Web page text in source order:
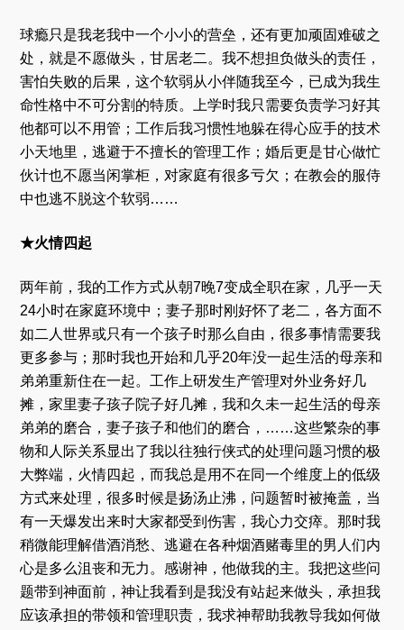
球瘾只是我老我中一个小小的营垒，还有更加顽固难破之
处，就是不愿做头，甘居老二。我不想担负做头的责任，
害怕失败的后果，这个软弱从小伴随我至今，已成为我生
命性格中不可分割的特质。上学时我只需要负责学习好其
他都可以不用管；工作后我习惯性地躲在得心应手的技术
小天地里，逃避于不擅长的管理工作；婚后更是甘心做忙
伙计也不愿当闲掌柜，对家庭有很多亏欠；在教会的服侍
中也逃不脱这个软弱……
★火情四起
两年前，我的工作方式从朝7晚7变成全职在家，几乎一天
24小时在家庭环境中；妻子那时刚好怀了老二，各方面不
如二人世界或只有一个孩子时那么自由，很多事情需要我
更多参与；那时我也开始和几乎20年没一起生活的母亲和
弟弟重新住在一起。工作上研发生产管理对外业务好几
摊，家里妻子孩子院子好几摊，我和久未一起生活的母亲
弟弟的磨合，妻子孩子和他们的磨合，……这些繁杂的事
物和人际关系显出了我以往独行侠式的处理问题习惯的极
大弊端，火情四起，而我总是用不在同一个维度上的低级
方式来处理，很多时候是扬汤止沸，问题暂时被掩盖，当
有一天爆发出来时大家都受到伤害，我心力交瘁。那时我
稍微能理解借酒消愁、逃避在各种烟酒赌毒里的男人们内
心是多么沮丧和无力。感谢神，他做我的主。我把这些问
题带到神面前，神让我看到是我没有站起来做头，承担我
应该承担的带领和管理职责，我求神帮助我教导我如何做